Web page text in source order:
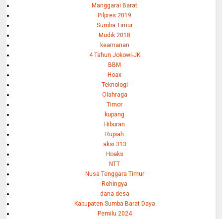
Manggarai Barat
Pilpres 2019
Sumba Timur
Mudik 2018
keamanan
4 Tahun Jokowi-JK
BBM
Hoax
Teknologi
Olahraga
Timor
kupang
Hiburan
Rupiah
aksi 313
Hoaks
NTT
Nusa Tenggara Timur
Rohingya
dana desa
Kabupaten Sumba Barat Daya
Pemilu 2024